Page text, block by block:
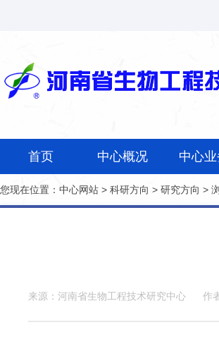
首页 中心概况 中心业
您现在位置： 中心网站 > 科研方向 > 研究方向 >
来源：河南省生物工程技术研究中心 作